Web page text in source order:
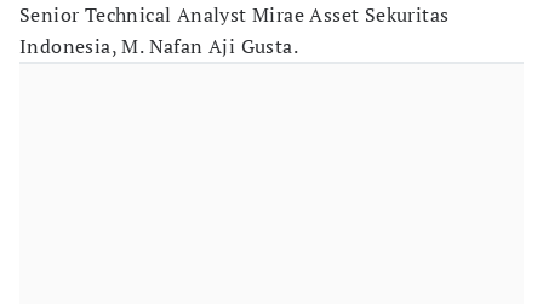
Senior Technical Analyst Mirae Asset Sekuritas
Indonesia, M. Nafan Aji Gusta.